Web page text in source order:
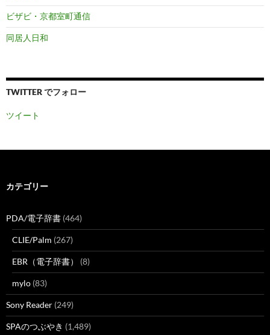
ビザビ・京都室町通信
同居人日和
TWITTER でフォロー
ツイート
カテゴリー
PDA/電子辞書 (464)
CLIE/Palm (267)
EBR（電子辞書） (8)
mylo (83)
Sony Reader (249)
SPAのつぶやき (1,489)